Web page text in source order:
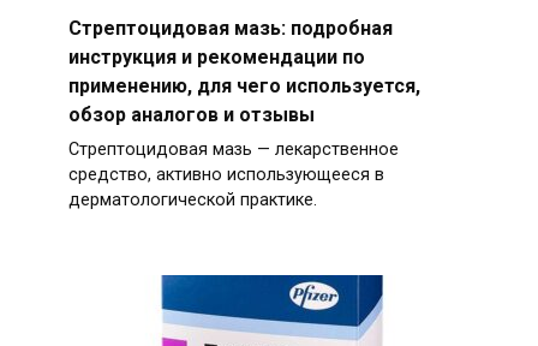
Стрептоцидовая мазь: подробная
инструкция и рекомендации по
применению, для чего используется,
обзор аналогов и отзывы
Стрептоцидовая мазь — лекарственное
средство, активно использующееся в
дерматологической практике.